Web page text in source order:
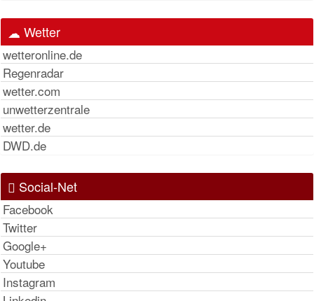
Wetter
wetteronline.de
Regenradar
wetter.com
unwetterzentrale
wetter.de
DWD.de
Social-Net
Facebook
Twitter
Google+
Youtube
Instagram